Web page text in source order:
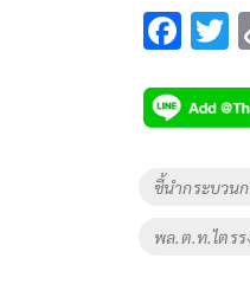
F
e
b
o
o
k
Tags
ชี้นำกระบวน
พล.ต.ท.ไตร